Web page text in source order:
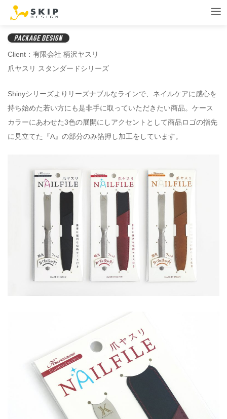
Client：有限会社 柄沢ヤスリ
爪ヤスリ スタンダードシリーズ
Shinyシリーズよりリーズナブルなラインで、ネイルケアに感心を
持ち始めた若い方にも是非手に取っていただきたい商品。ケース
カラーにあわせた3色の展開にしアクセントとして商品ロゴの指先
に見立てた『A』の部分のみ箔押し加工をしています。